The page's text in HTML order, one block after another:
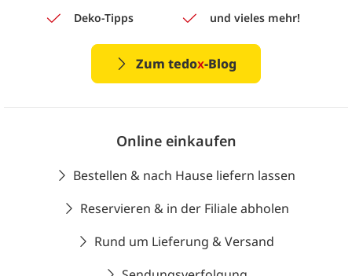
Deko-Tipps
und vieles mehr!
Zum tedox-Blog
Online einkaufen
Bestellen & nach Hause liefern lassen
Reservieren & in der Filiale abholen
Rund um Lieferung & Versand